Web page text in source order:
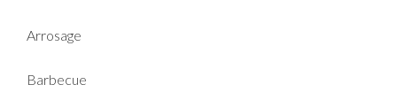
Arrosage
Barbecue